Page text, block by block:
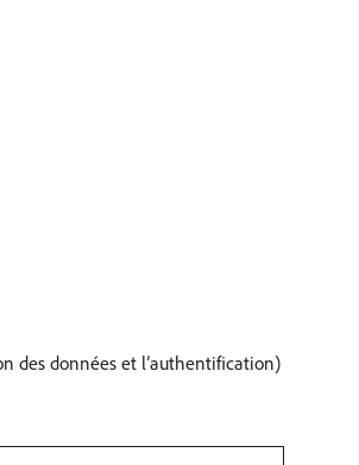
des données et l’authentification)